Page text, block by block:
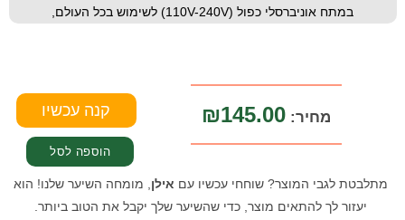
במתח אוניברסלי כפול (110V-240V) לשימוש בכל העולם,
מחיר: ₪145.00
מתלבטת לגבי המוצר? שוחחי עכשיו עם אילן , מומחה השיער שלנו! הוא
יעזור לך להתאים מוצר, כדי שהשיער שלך יקבל את הטוב ביותר.